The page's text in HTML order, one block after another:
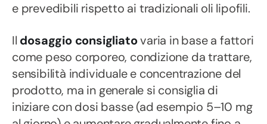
e prevedibili rispetto ai tradizionali oli lipofili.
Il dosaggio consigliatovaria in base a fattori
come peso corporeo, condizione da trattare,
sensibilità individuale e concentrazione del
prodotto, ma in generale si consiglia di
iniziare con dosi basse (ad esempio 5–10 mg